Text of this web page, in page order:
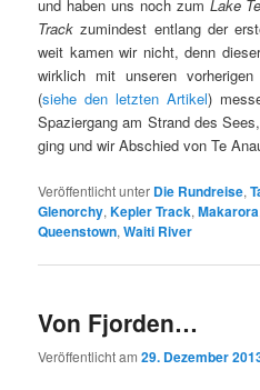
und haben uns noch zum Lake
Track zumindest entlang der
weit kamen wir nicht, denn
wirklich mit unseren
(siehe den letzten Artikel)
Spaziergang am Strand des
ging und wir Abschied von Te
Veröffentlicht unter Die Rundreise,
Glenorchy,Kepler Track,Makarora
Queenstown,Waiti River
Von Fjorden…
Veröffentlicht am29. Dezember